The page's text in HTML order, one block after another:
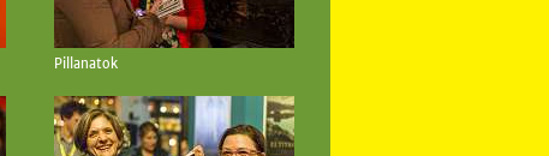
Pillanatok